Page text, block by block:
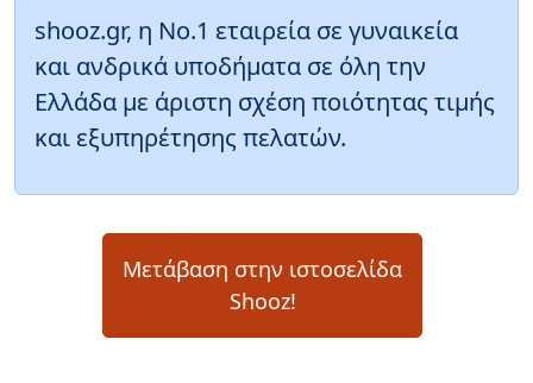
shooz.gr, η Νο.1 εταιρεία σε γυναικεία
και ανδρικά υποδήματα σε όλη την
Ελλάδα με άριστη σχέση ποιότητας τιμής
και εξυπηρέτησης πελατών.
Μετάβαση στην ιστοσελίδα
Shooz!